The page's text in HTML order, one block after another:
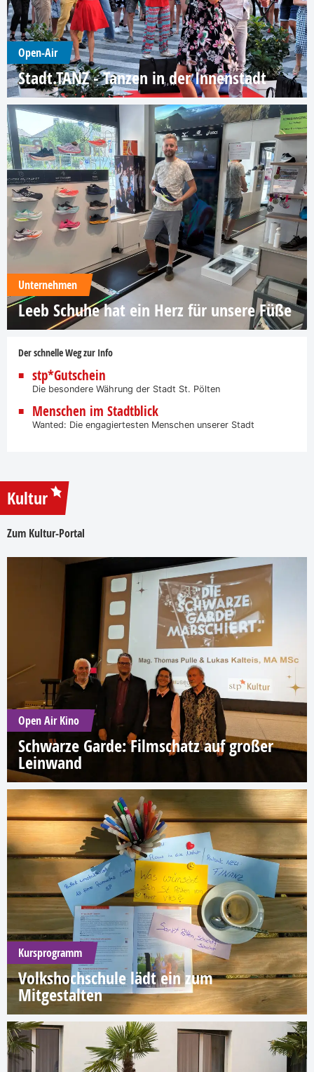
Open-Air
Stadt.TANZ - Tanzen in der Innenstadt
Unternehmen
Leeb Schuhe hat ein Herz für unsere Füße
Der schnelle Weg zur Info
stp*Gutschein
Die besondere Währung der Stadt St. Pölten
Menschen im Stadtblick
Wanted: Die engagiertesten Menschen unserer Stadt
Kultur
Zum Kultur-Portal
Open Air Kino
Schwarze Garde: Filmschatz auf großer
Leinwand
Kursprogramm
Volkshochschule lädt ein zum
Mitgestalten